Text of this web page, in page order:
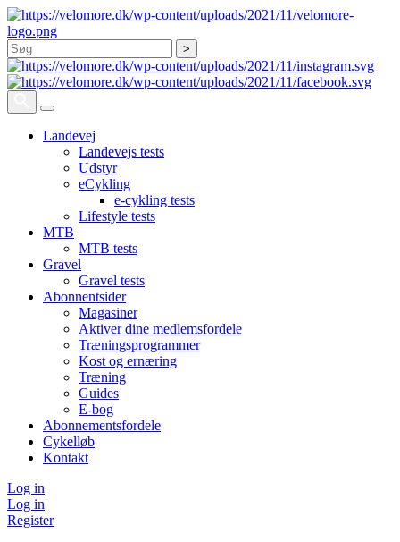
Søg
Landevej
Landevejs tests
Udstyr
eCykling
e-cykling tests
Lifestyle tests
MTB
MTB tests
Gravel
Gravel tests
Abonnentsider
Magasiner
Aktiver dine medlemsfordele
Træningsprogrammer
Kost og ernæring
Træning
Guides
E-bog
Abonnementsfordele
Cykelløb
Kontakt
Log in
Log in
Register